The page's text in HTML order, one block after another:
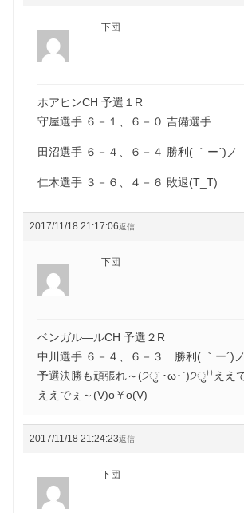
下団
ホアヒンCH 予選１R
守屋選手 ６－１、６－０ 吉備選手
田沼選手 ６－４、６－４ 勝利( ｀ー´)ノ
仁木選手 ３－６、４－６ 敗退(T_T)
2017/11/18 21:17:06返信
下団
ベンガル―ルCH 予選２R
中川選手 ６－４、６－３ 勝利( ｀ー´)ノ
予選決勝も頑張れ～(੭ु´･ω･`)੭ु⁾⁾ええ
ええでぇ～(V)o￥o(V)
2017/11/18 21:24:23返信
下団